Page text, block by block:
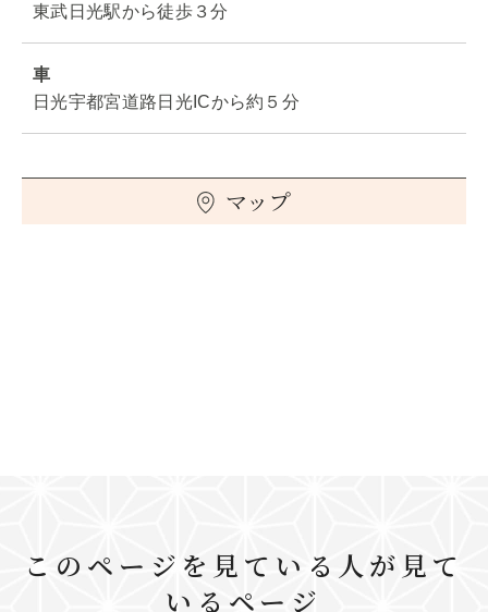
東武日光駅から徒歩３分
車
日光宇都宮道路日光ICから約５分
マップ
このページを見ている人が見て
いるページ